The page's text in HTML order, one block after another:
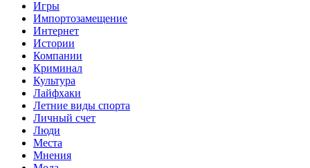
Игры
Импортозамещение
Интернет
Истории
Компании
Криминал
Культура
Лайфхаки
Летние виды спорта
Личный счет
Люди
Места
Мнения